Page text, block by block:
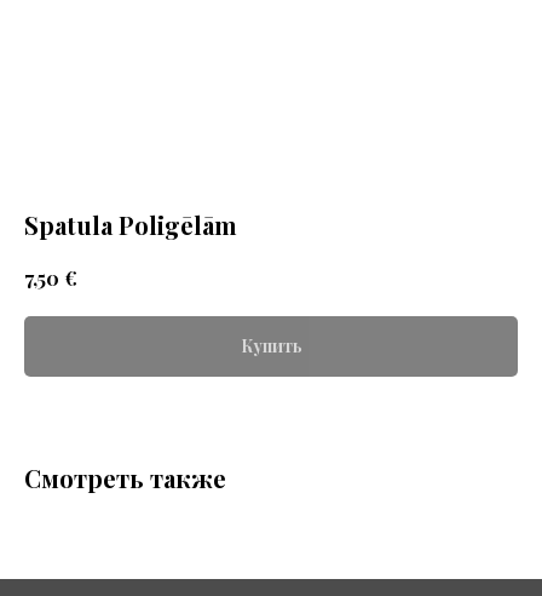
Spatula Poligēlām
7,50 €
Купить
Смотреть также